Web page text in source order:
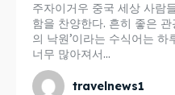
주자이거우 중국 세상 사람들은 한데 입을 모아 자연의 위대
함을 찬양한다. 흔히 좋은
의 낙원’이라는 수식어는
너무 많아져서...
travelnews1